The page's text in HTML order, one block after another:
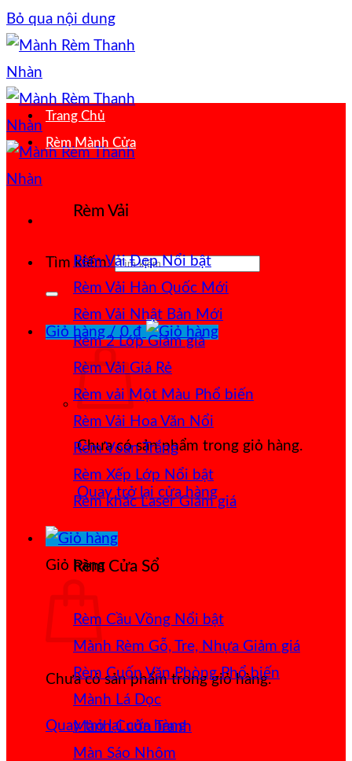
Bỏ qua nội dung
Tìm kiếm:
Giỏ hàng /0₫
Chưa có sản phẩm trong giỏ hàng.
Quay trở lại cửa hàng
Giỏ hàng
Chưa có sản phẩm trong giỏ hàng.
Quay trở lại cửa hàng
Trang Chủ
Rèm Mành Cửa
Rèm Vải
Rèm Vải Đẹp
Rèm Vải Hàn Quốc
Rèm Vải Nhật Bản
Rèm 2 Lớp
Rèm Vải Giá Rẻ
Rèm vải Một Màu
Rèm Vải Hoa Văn Nổi
Rèm Voan Trắng
Rèm Xếp Lớp
Rèm khắc Laser
Rèm Cửa Sổ
Rèm Cầu Vồng
Mành Rèm Gỗ, Tre, Nhựa
Rèm Cuốn Văn Phòng
Mành Lá Dọc
Mành Cuốn Tranh
Màn Sáo Nhôm